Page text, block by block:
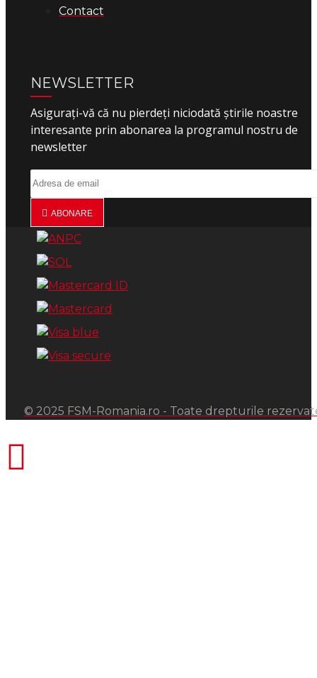
Contact
NEWSLETTER
Asigurați-vă că nu pierdeți niciodată știrile noastre
interesante prin abonarea la programul nostru de
newsletter
ABONARE
© 2025 FSM-Romania.ro - Toate drepturile